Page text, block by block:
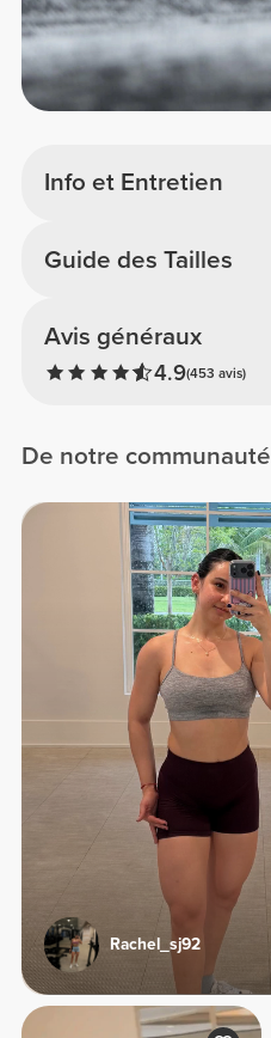
Info et Entretien
Avis généraux
4.9(453 avis)
Guide des Tailles
De notre communauté
Rachel_sj92